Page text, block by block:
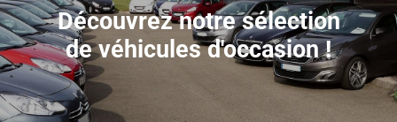
Découvrez notre sélection
de véhicules d'occasion !